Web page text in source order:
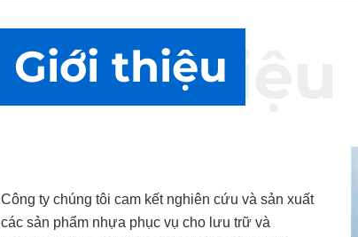
Giới thiệu
Giới thiệu
Công ty chúng tôi cam kết nghiên cứu và sản xuất
các sản phẩm nhựa phục vụ cho lưu trữ và